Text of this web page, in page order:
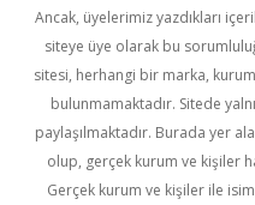
Ancak, üyelerimiz yazdıkları
siteye üye olarak bu
sitesi, herhangi bir marka,
bulunmamaktadır. Sitede
paylaşılmaktadır. Burada yer
olup, gerçek kurum ve kişiler
Gerçek kurum ve kişiler ile